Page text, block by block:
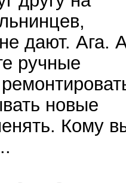
дают. Ага.
ручные
новые
Кому